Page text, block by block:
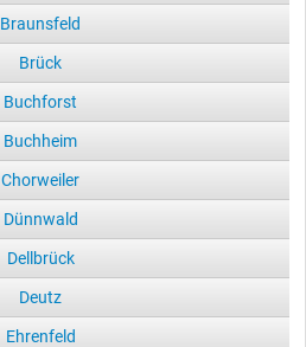
Braunsfeld
Brück
Buchforst
Buchheim
Chorweiler
Dünnwald
Dellbrück
Deutz
Ehrenfeld